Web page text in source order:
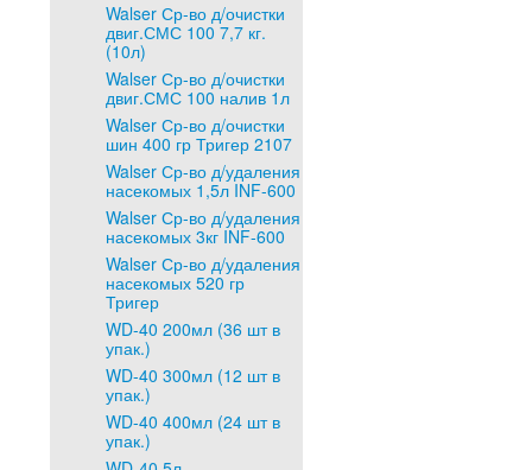
Walser Ср-во д/очистки
двиг.СМС 100 7,7 кг.
(10л)
Walser Ср-во д/очистки
двиг.СМС 100 налив 1л
Walser Ср-во д/очистки
шин 400 гр Тригер 2107
Walser Ср-во д/удаления
насекомых 1,5л INF-600
Walser Ср-во д/удаления
насекомых 3кг INF-600
Walser Ср-во д/удаления
насекомых 520 гр
Тригер
WD-40 200мл (36 шт в
упак.)
WD-40 300мл (12 шт в
упак.)
WD-40 400мл (24 шт в
упак.)